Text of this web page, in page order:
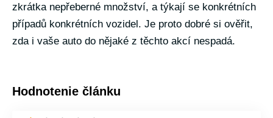
zkrátka nepřeberné množství, a týkají se konkrétních
případů konkrétních vozidel. Je proto dobré si ověřit,
zda i vaše auto do nějaké z těchto akcí nespadá.
Hodnotenie článku